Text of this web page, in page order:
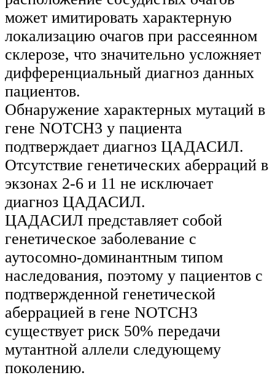
может имитировать характерную
локализацию очагов при рассеянном
склерозе, что значительно усложняет
дифференциальный диагноз данных
пациентов.
Обнаружение характерных мутаций в
гене NOTCH3 у пациента
подтверждает диагноз ЦАДАСИЛ.
Отсутствие генетических аберраций в
экзонах 2-6 и 11 не исключает
диагноз ЦАДАСИЛ.
ЦАДАСИЛ представляет собой
генетическое заболевание с
аутосомно-доминантным типом
наследования, поэтому у пациентов с
подтвержденной генетической
аберрацией в гене NOTCH3
существует риск 50% передачи
мутантной аллели следующему
поколению.